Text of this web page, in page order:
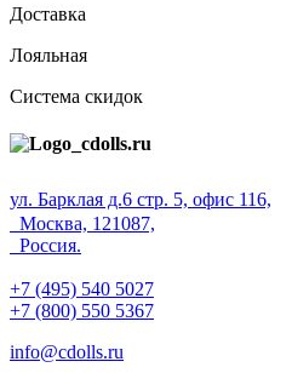
Доставка
Лояльная
Система скидок
ул. Барклая д.6 стр. 5, офис 116,
Москва, 121087,
Россия.
+7 (495) 540 5027
+7 (800) 550 5367
info@cdolls.ru